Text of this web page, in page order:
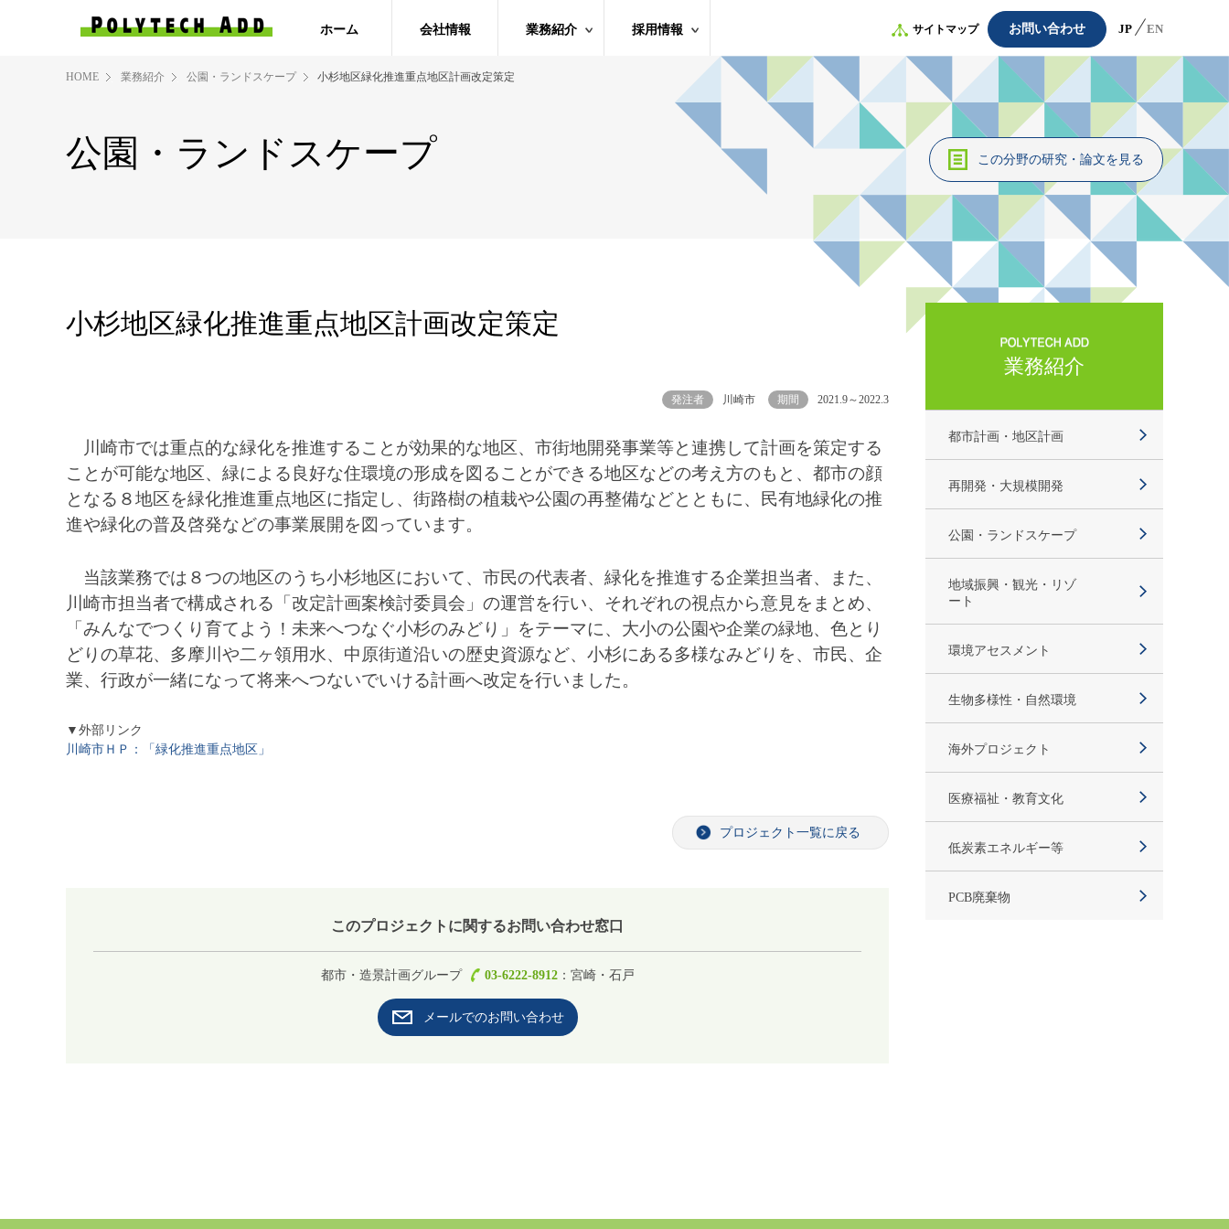
ホーム 会社情報 業務紹介 採用情報 サイトマップ お問い合わせ JP EN
HOME 業務紹介 公園・ランドスケープ 小杉地区緑化推進重点地区計画改定策定
公園・ランドスケープ この分野の研究・論文を見る
小杉地区緑化推進重点地区計画改定策定
発注者 川崎市 期間 2021.9～2022.3
川崎市では重点的な緑化を推進することが効果的な地区、市街地開発事業等と連携して計画を策定する
ことが可能な地区、緑による良好な住環境の形成を図ることができる地区などの考え方のもと、都市の顔
となる８地区を緑化推進重点地区に指定し、街路樹の植栽や公園の再整備などとともに、民有地緑化の推
進や緑化の普及啓発などの事業展開を図っています。
当該業務では８つの地区のうち小杉地区において、市民の代表者、緑化を推進する企業担当者、また、
川崎市担当者で構成される「改定計画案検討委員会」の運営を行い、それぞれの視点から意見をまとめ、
「みんなでつくり育てよう！未来へつなぐ小杉のみどり」をテーマに、大小の公園や企業の緑地、色とり
どりの草花、多摩川や二ヶ領用水、中原街道沿いの歴史資源など、小杉にある多様なみどりを、市民、企
業、行政が一緒になって将来へつないでいける計画へ改定を行いました。
▼外部リンク
川崎市ＨＰ：「緑化推進重点地区」
プロジェクト一覧に戻る
このプロジェクトに関するお問い合わせ窓口
都市・造景計画グループ 03-6222-8912：宮崎・石戸
メールでのお問い合わせ
業務紹介
都市計画・地区計画
再開発・大規模開発
公園・ランドスケープ
地域振興・観光・リゾ
ート
環境アセスメント
生物多様性・自然環境
海外プロジェクト
医療福祉・教育文化
低炭素エネルギー等
PCB廃棄物